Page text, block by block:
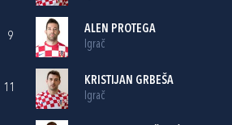
9
ALEN PROTEGA
Igrač
11
KRISTIJAN GRBEŠA
Igrač